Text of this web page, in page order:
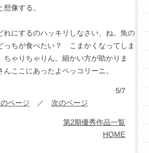
像する。
にするのハッキリしなさい、ね。魚の
っちが食べたい？ こまかくなってしま
ちゃりちゃりん。細かい方が助かりま
ここにあったよペッコリーニ。
5/7
ページ ／ 次のページ
第2期優秀作品一覧
HOME